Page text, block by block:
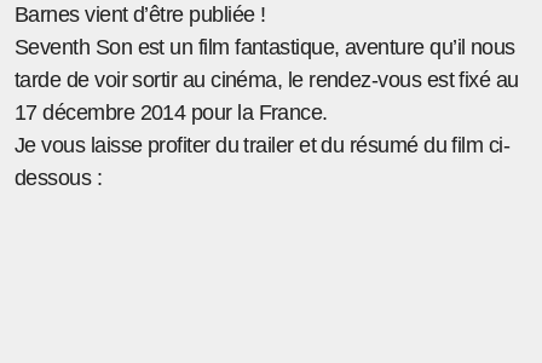
Barnes vient d’être publiée !
Seventh Son est un film fantastique, aventure qu’il nous
tarde de voir sortir au cinéma, le rendez-vous est fixé au
17 décembre 2014 pour la France.
Je vous laisse profiter du trailer et du résumé du film ci-
dessous :